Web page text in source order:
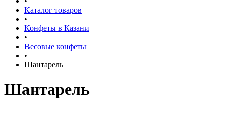
Каталог товаров
•
Конфеты в Казани
•
Весовые конфеты
•
Шантарель
Шантарель